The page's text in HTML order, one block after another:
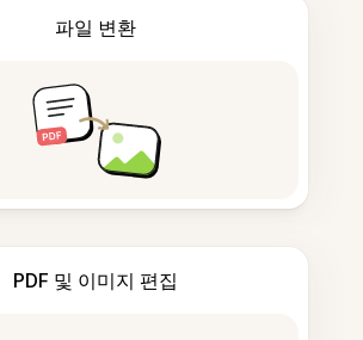
파일 변환
PDF 및 이미지 편집